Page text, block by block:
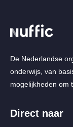
De Nederlandse
onderwijs, van
mogelijkheden om
Direct naar